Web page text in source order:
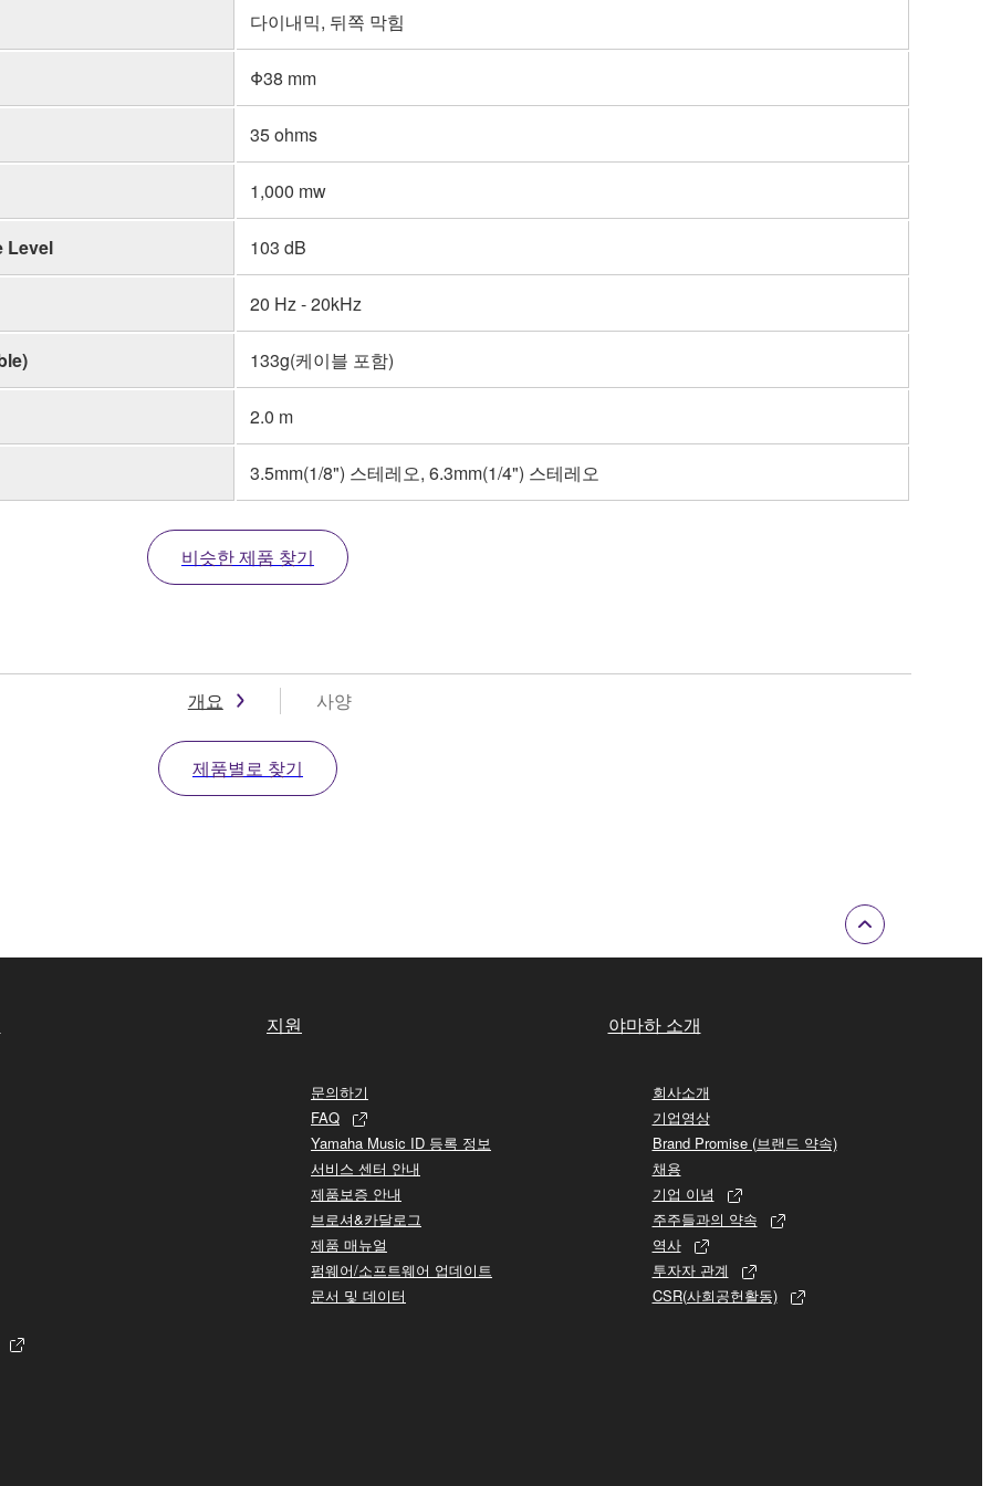
다이내믹, 뒤쪽 막힘
Φ38 mm
35 ohms
1,000 mw
Level 103 dB
20 Hz - 20kHz
133g(케이블 포함)
2.0 m
3.5mm(1/8") 스테레오, 6.3mm(1/4") 스테레오
비슷한 제품 찾기
개요 사양
제품별로 찾기
지원
문의하기
FAQ
Yamaha Music ID 등록 정보
서비스 센터 안내
제품보증 안내
브로셔&카달로그
제품 매뉴얼
펌웨어/소프트웨어 업데이트
문서 및 데이터
야마하 소개
회사소개
기업영상
Brand Promise (브랜드 약속)
채용
기업 이념
주주들과의 약속
역사
투자자 관계
CSR(사회공헌활동)